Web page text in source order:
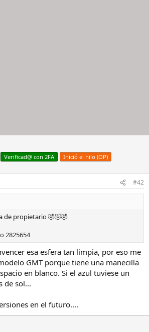
Verificad@ con 2FA Inició el hilo (OP)
#42
de propietario 🤣🤣🤣
2825654
esa esfera tan limpia, por eso me
GMT porque tiene una manecilla
en blanco. Si el azul tuviese un
de sol...
en el futuro....